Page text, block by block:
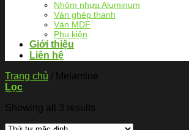
Nhôm nhựa Aluminum
Ván ghép thanh
Ván MDF
Phụ kiện
Giới thiệu
Liên hệ
Trang chủ / Melamine
Lọc
Showing all 3 results